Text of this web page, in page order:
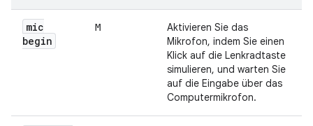
mic
begin
M
Aktivieren Sie das
Mikrofon, indem Sie einen
Klick auf die Lenkradtaste
simulieren, und warten Sie
auf die Eingabe über das
Computermikrofon.